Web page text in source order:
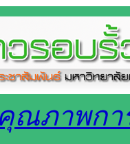
ณภาพก